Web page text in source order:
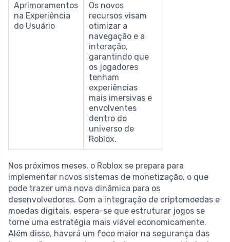
Aprimoramentos
na Experiência
do Usuário
Os novos
recursos visam
otimizar a
navegação e a
interação,
garantindo que
os jogadores
tenham
experiências
mais imersivas e
envolventes
dentro do
universo de
Roblox.
Nos próximos meses, o Roblox se prepara para
implementar novos sistemas de monetização, o que
pode trazer uma nova dinâmica para os
desenvolvedores. Com a integração de criptomoedas e
moedas digitais, espera-se que estruturar jogos se
torne uma estratégia mais viável economicamente.
Além disso, haverá um foco maior na segurança das